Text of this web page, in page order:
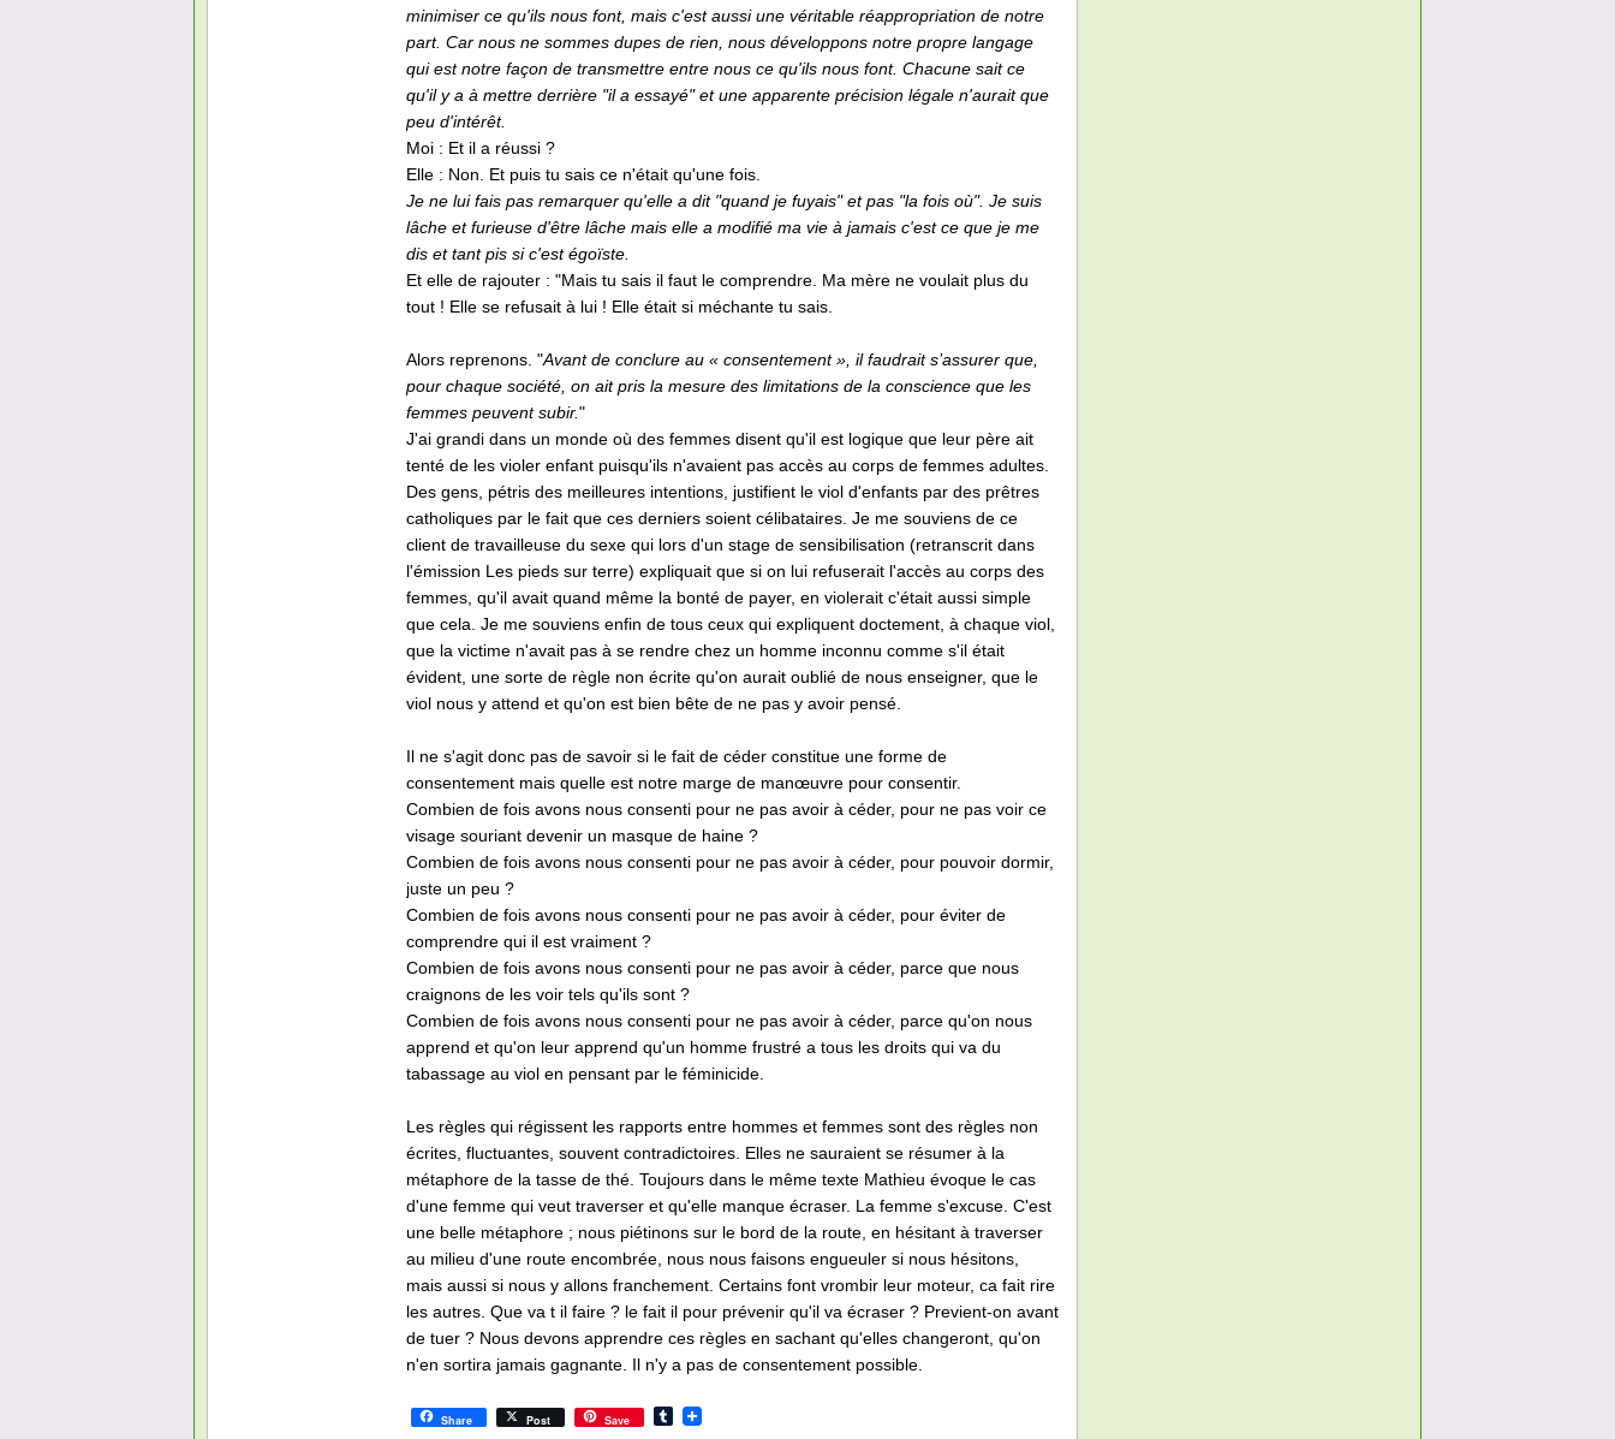
minimiser ce qu'ils nous font, mais c'est aussi une véritable réappropriation de notre
part. Car nous ne sommes dupes de rien, nous développons notre propre langage
qui est notre façon de transmettre entre nous ce qu'ils nous font. Chacune sait ce
qu'il y a à mettre derrière "il a essayé" et une apparente précision légale n'aurait que
peu d'intérêt.
Moi : Et il a réussi ?
Elle : Non. Et puis tu sais ce n'était qu'une fois.
Je ne lui fais pas remarquer qu'elle a dit "quand je fuyais" et pas "la fois où". Je suis
lâche et furieuse d'être lâche mais elle a modifié ma vie à jamais c'est ce que je me
dis et tant pis si c'est égoïste.
Et elle de rajouter : "Mais tu sais il faut le comprendre. Ma mère ne voulait plus du
tout ! Elle se refusait à lui ! Elle était si méchante tu sais.
Alors reprenons. "Avant de conclure au « consentement », il faudrait s’assurer que,
pour chaque société, on ait pris la mesure des limitations de la conscience que les
femmes peuvent subir."
J'ai grandi dans un monde où des femmes disent qu'il est logique que leur père ait
tenté de les violer enfant puisqu'ils n'avaient pas accès au corps de femmes adultes.
Des gens, pétris des meilleures intentions, justifient le viol d'enfants par des prêtres
catholiques par le fait que ces derniers soient célibataires. Je me souviens de ce
client de travailleuse du sexe qui lors d'un stage de sensibilisation (retranscrit dans
l'émission Les pieds sur terre) expliquait que si on lui refuserait l'accès au corps des
femmes, qu'il avait quand même la bonté de payer, en violerait c'était aussi simple
que cela. Je me souviens enfin de tous ceux qui expliquent doctement, à chaque viol,
que la victime n'avait pas à se rendre chez un homme inconnu comme s'il était
évident, une sorte de règle non écrite qu'on aurait oublié de nous enseigner, que le
viol nous y attend et qu'on est bien bête de ne pas y avoir pensé.
Il ne s'agit donc pas de savoir si le fait de céder constitue une forme de
consentement mais quelle est notre marge de manœuvre pour consentir.
Combien de fois avons nous consenti pour ne pas avoir à céder, pour ne pas voir ce
visage souriant devenir un masque de haine ?
Combien de fois avons nous consenti pour ne pas avoir à céder, pour pouvoir dormir,
juste un peu ?
Combien de fois avons nous consenti pour ne pas avoir à céder, pour éviter de
comprendre qui il est vraiment ?
Combien de fois avons nous consenti pour ne pas avoir à céder, parce que nous
craignons de les voir tels qu'ils sont ?
Combien de fois avons nous consenti pour ne pas avoir à céder, parce qu'on nous
apprend et qu'on leur apprend qu'un homme frustré a tous les droits qui va du
tabassage au viol en pensant par le féminicide.
Les règles qui régissent les rapports entre hommes et femmes sont des règles non
écrites, fluctuantes, souvent contradictoires. Elles ne sauraient se résumer à la
métaphore de la tasse de thé. Toujours dans le même texte Mathieu évoque le cas
d'une femme qui veut traverser et qu'elle manque écraser. La femme s'excuse. C'est
une belle métaphore ; nous piétinons sur le bord de la route, en hésitant à traverser
au milieu d'une route encombrée, nous nous faisons engueuler si nous hésitons,
mais aussi si nous y allons franchement. Certains font vrombir leur moteur, ca fait rire
les autres. Que va t il faire ? le fait il pour prévenir qu'il va écraser ? Previent-on avant
de tuer ? Nous devons apprendre ces règles en sachant qu'elles changeront, qu'on
n'en sortira jamais gagnante. Il n'y a pas de consentement possible.
Share Post Save Tumblr